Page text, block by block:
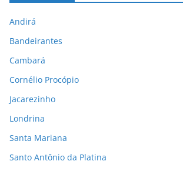
Andirá
Bandeirantes
Cambará
Cornélio Procópio
Jacarezinho
Londrina
Santa Mariana
Santo Antônio da Platina